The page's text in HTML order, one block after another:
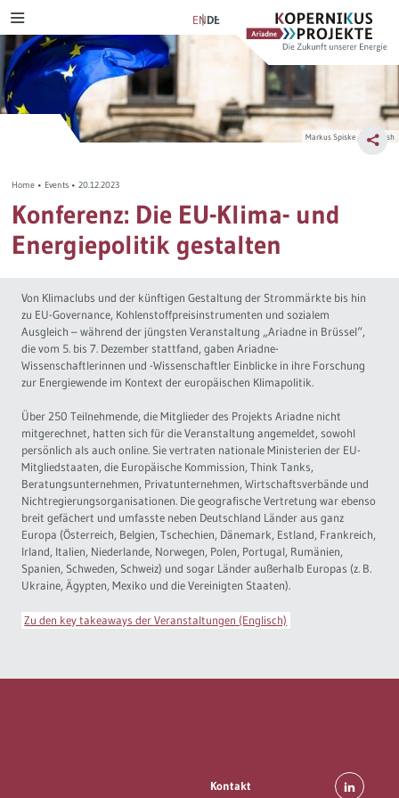
content
ENDE
MENU Ariadne
Kopernikus-
Projekt
Markus Spiske / Unsplash
Home • Events • 20.12.2023
Konferenz: Die EU-Klima- und
Energiepolitik gestalten
Von Klimaclubs und der künftigen Gestaltung der Strommärkte bis hin
zu EU-Governance, Kohlenstoffpreisinstrumenten und sozialem
Ausgleich – während der jüngsten Veranstaltung „Ariadne in Brüssel“,
die vom 5. bis 7. Dezember stattfand, gaben Ariadne-
Wissenschaftlerinnen und -Wissenschaftler Einblicke in ihre Forschung
zur Energiewende im Kontext der europäischen Klimapolitik.
Über 250 Teilnehmende, die Mitglieder des Projekts Ariadne nicht
mitgerechnet, hatten sich für die Veranstaltung angemeldet, sowohl
persönlich als auch online. Sie vertraten nationale Ministerien der EU-
Mitgliedstaaten, die Europäische Kommission, Think Tanks,
Beratungsunternehmen, Privatunternehmen, Wirtschaftsverbände und
Nichtregierungsorganisationen. Die geografische Vertretung war ebenso
breit gefächert und umfasste neben Deutschland Länder aus ganz
Europa (Österreich, Belgien, Tschechien, Dänemark, Estland, Frankreich,
Irland, Italien, Niederlande, Norwegen, Polen, Portugal, Rumänien,
Spanien, Schweden, Schweiz) und sogar Länder außerhalb Europas (z. B.
Ukraine, Ägypten, Mexiko und die Vereinigten Staaten).
Zu den key takeaways der Veranstaltungen (Englisch)
Kontakt
Szenarien & Pfade
Verkehrswende
Wärmewende
Verteilungsgerechtigkeit
Steuerreform
Industriewende
Wasserstoff
Governance
Europa & Green Deal
Themen Übersicht
Transformation Tracker
NetZero
Verkehrswendemonitor
D-Ticket Impact Tracker
Politikmix-Explorer
Lern- und Explorationsmodule
Ariadne-Pathfinder
Soziales Nachhaltigkeitsbarometer
Ariadne-Anspruch
Bürgerdeliberation
Lernprozess
Journal-Publikationen